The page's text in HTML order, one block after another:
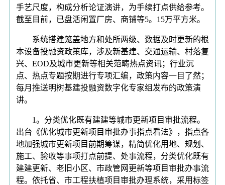
手艺尺度，构成分析论证演讲，为手续打点供给参考。
截至目前，已盘活闲置厂房、商铺等5。15万平方米。
系统搭建笼盖地方和处所两级、数据及时更新的根
本设备投融资政策库，涉及新基建、交通运输、村落复
兴、EOD及城市更新等相关范畴热点资讯；行业沉
点、热点专题按期进行专项汇编，政策内容一目了然；
每月推送明树基建投融资数字化专家组发布的政策演
讲。
1。分类优化既有建建等城市更新项目审批流程。
出台《优化城市更新项目审批办事指点看法》，指点各
地加强城市更新项目前期筹谋，精简优化用地、规划、
施工、验收等事项打点前提、处事流程，分类优化既有
建建更新、老旧小区、市政管网更新等项目审批办事流
程。依托省、市工程扶植项目审批办理系统，采用标签